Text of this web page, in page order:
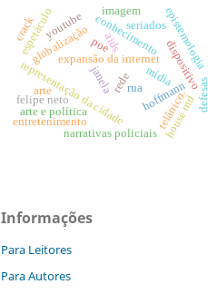
representação da cidade
janela ruahoffmann
poe
expansão da internet
globalização
arte e política
rede dispositivo
conhecimentoepistemologia
house md
seriados
narrativas policiais
entretenimento
espetáculo
felipe neto
youtube
aids
mídia
crack
imagem
telânico.
arte defesas
Informações
Para Leitores
Para Autores